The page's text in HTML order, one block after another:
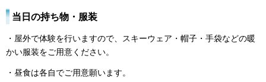
当日の持ち物・服装
・屋外で体験を行いますので、スキーウェア・帽子・手袋などの暖
かい服装をご用意ください。
・昼食は各自でご用意願います。